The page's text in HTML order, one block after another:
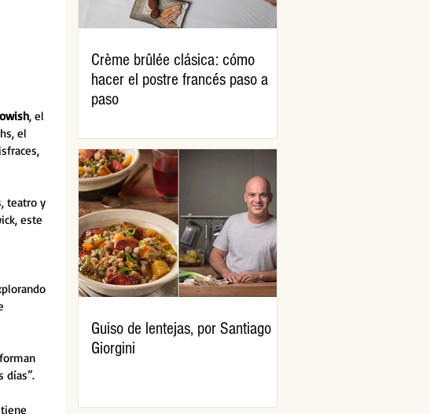
, el
el
teatro y
este
días”.
Crème brûlée clásica: cómo
hacer el postre francés paso a
paso
Guiso de lentejas, por Santiago
Giorgini